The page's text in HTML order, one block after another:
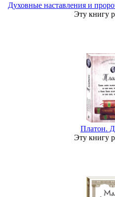
Духовные наставления и
Эту книгу
Платон.
Эту книгу